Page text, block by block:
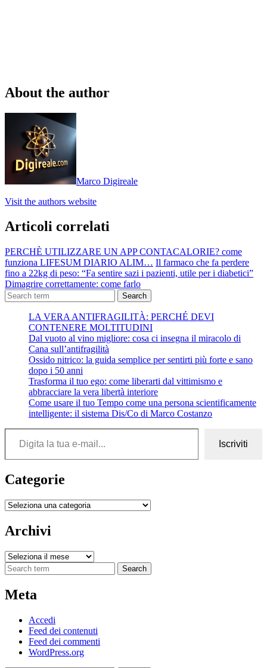
About the author
Marco Digireale
Visit the authors website
Articoli correlati
PERCHÈ UTILIZZARE UN APP CONTACALORIE? come
funziona LIFESUM DIARIO ALIM… Il farmaco che fa perdere
fino a 22kg di peso: “Fa sentire sazi i pazienti, utile per i diabetici”
Dimagrire correttamente: come farlo
Search
LA VERA ANTIFRAGILITÀ: PERCHÉ DEVI
CONTENERE MOLTITUDINI
Dal vuoto al vino migliore: cosa ci insegna il miracolo di
Cana sull’antifragilità
Ossido nitrico: la guida semplice per sentirti più forte e sano
dopo i 50 anni
Trasforma il tuo ego: come liberarti dal vittimismo e
abbracciare la vera libertà interiore
Come usare il tuo Tempo come una persona scientificamente
intelligente: il sistema Dis/Co di Marco Costanzo
Digita la tua e-mail...
Iscriviti
Categorie
Categorie
Archivi
Archivi
Search
Meta
Accedi
Feed dei contenuti
Feed dei commenti
WordPress.org